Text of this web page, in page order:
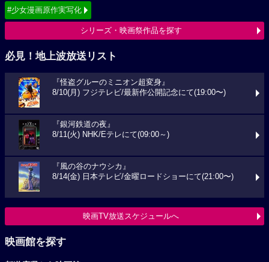
#少女漫画原作実写化
シリーズ・映画祭作品を探す
必見！地上波放送リスト
『怪盗グルーのミニオン超変身』
8/10(月) フジテレビ/最新作公開記念にて(19:00〜)
『銀河鉄道の夜』
8/11(火) NHK/Eテレにて(09:00～)
『風の谷のナウシカ』
8/14(金) 日本テレビ/金曜ロードショーにて(21:00〜)
映画TV放送スケジュールへ
映画館を探す